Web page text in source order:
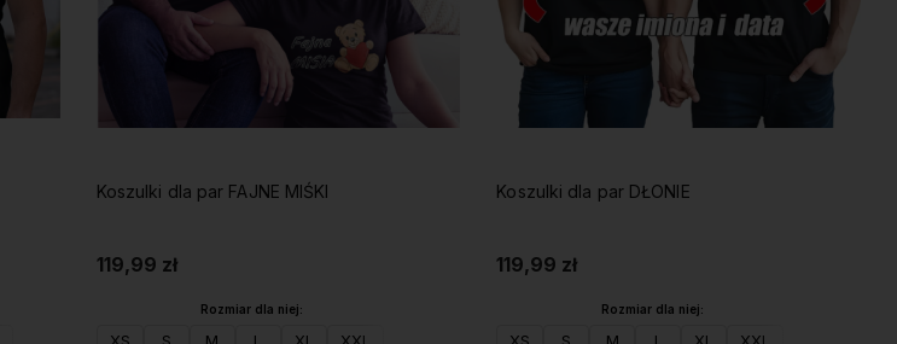
Koszulki dla par FAJNE MIŚKI
119,99 zł
Rozmiar dla niej:
XS S M L XL XXL
Koszulki dla par DŁONIE
119,99 zł
Rozmiar dla niej:
XS S M L XL XXL